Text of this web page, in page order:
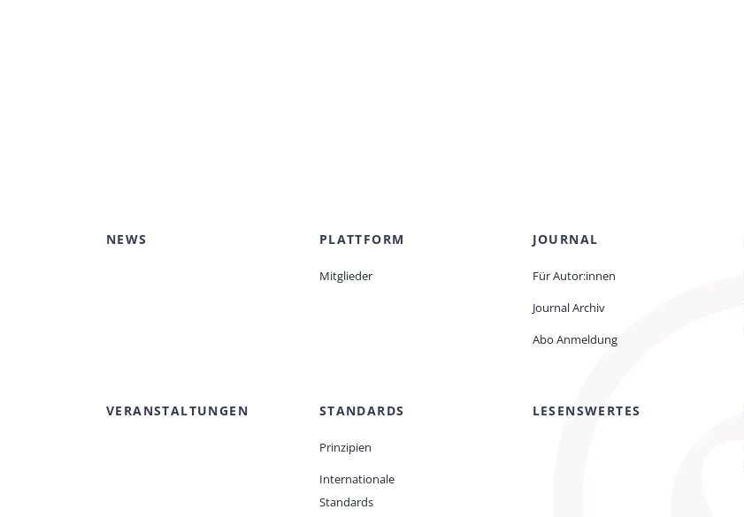
NEWS PLATTFORM
Mitglieder
JOURNAL
Für Autor:innen
Journal Archiv
Abo Anmeldung
VERANSTALTUNGEN STANDARDS
Prinzipien
Internationale
Standards
LESENSWERTES